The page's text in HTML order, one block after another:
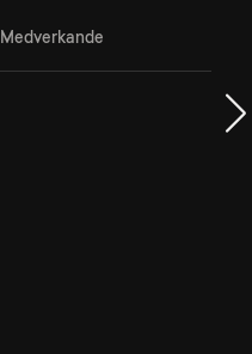
Medverkande